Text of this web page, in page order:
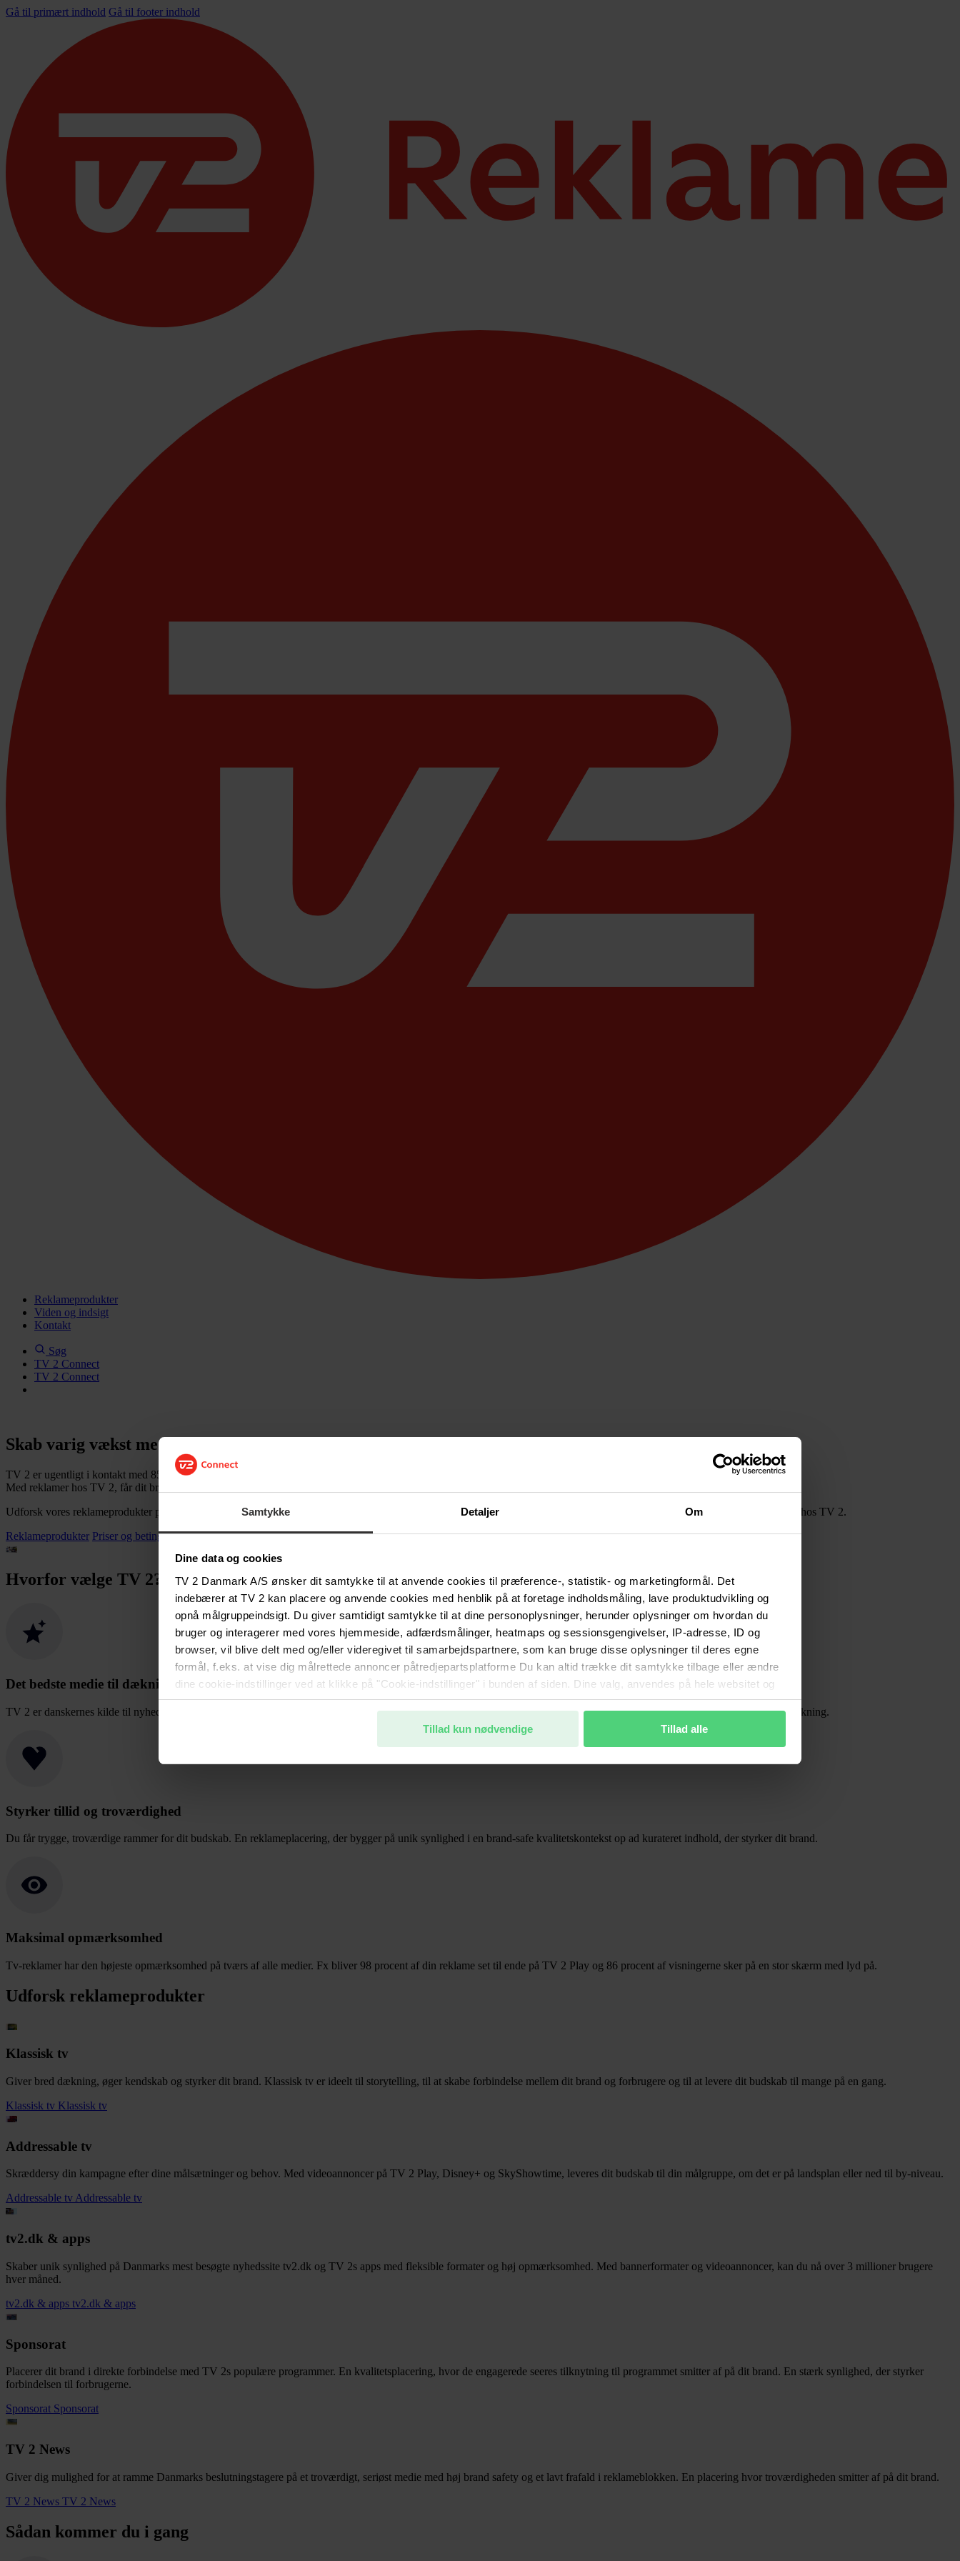
Samtykke Detaljer Om
Dine data og cookies
TV 2 Danmark A/S ønsker dit samtykke til at anvende cookies til præference-, statistik- og marketingformål. Det
indebærer at TV 2 kan placere og anvende cookies med henblik på at foretage indholdsmåling, lave produktudvikling og
opnå målgruppeindsigt. Du giver samtidigt samtykke til at dine personoplysninger, herunder oplysninger om hvordan du
bruger og interagerer med vores hjemmeside, adfærdsmålinger, heatmaps og sessionsgengivelser, IP-adresse, ID og
browser, vil blive delt med og/eller videregivet til samarbejdspartnere, som kan bruge disse oplysninger til deres egne
formål, f.eks. at vise dig målrettede annoncer påtredjepartsplatforme Du kan altid trække dit samtykke tilbage eller ændre
dine cookie-indstillinger ved at klikke på "Cookie-indstillinger" i bunden af siden. Dine valg, anvendes på hele websitet og
vil ikke påvirke browserdata. Du kan læse mere om behandlingen af dine oplysninger samt dine rettigheder
Tillad kun nødvendige
Tillad alle
Gå til primært indhold Gå til footer indhold
Reklameprodukter
Viden og indsigt
Kontakt
Søg
TV 2 Connect
TV 2 Connect
Skab varig vækst med TV 2 Reklame
TV 2 er ugentligt i kontakt med 85% af den danske befolkning.
Med reklamer hos TV 2, får dit brand rækkevidde, troværdighed og en kvalitetskontekst, der sikrer opmærksomhed, så dit budskab huskes.
Udforsk vores reklameprodukter på tværs af klassisk tv, addressable tv, tv2.dk & apps, TV 2 News og sponsorater - eller dyk ned i priser og betingelser for at få din reklame vist hos TV 2.
Reklameprodukter Priser og betingelser
Hvorfor vælge TV 2?
Det bedste medie til dækning
TV 2 er danskernes kilde til nyheder, sport, vejr, underholdning og prisvindende fiktion. Bedst på breaking news og live. Du får derfor den bedste dækning hos den danske befolkning.
Styrker tillid og troværdighed
Du får trygge, troværdige rammer for dit budskab. En reklameplacering, der bygger på unik synlighed i en brand-safe kvalitetskontekst op ad kurateret indhold, der styrker dit brand.
Maksimal opmærksomhed
Tv-reklamer har den højeste opmærksomhed på tværs af alle medier. Fx bliver 98 procent af din reklame set til ende på TV 2 Play og 86 procent af visningerne sker på en stor skærm med lyd på.
Udforsk reklameprodukter
Klassisk tv
Giver bred dækning, øger kendskab og styrker dit brand. Klassisk tv er ideelt til storytelling, til at skabe forbindelse mellem dit brand og forbrugere og til at levere dit budskab til mange på en gang.
Klassisk tv Klassisk tv
Addressable tv
Skræddersy din kampagne efter dine målsætninger og behov. Med videoannoncer på TV 2 Play, Disney+ og SkyShowtime, leveres dit budskab til din målgruppe, om det er på landsplan eller ned til by-niveau.
Addressable tvAddressable tv
tv2.dk & apps
Skaber unik synlighed på Danmarks mest besøgte nyhedssite tv2.dk og TV 2s apps med fleksible formater og høj opmærksomhed. Med bannerformater og videoannoncer, kan du nå over 3 millioner brugere
hver måned.
tv2.dk & apps tv2.dk & apps
Sponsorat
Placerer dit brand i direkte forbindelse med TV 2s populære programmer. En kvalitetsplacering, hvor de engagerede seeres tilknytning til programmet smitter af på dit brand. En stærk synlighed, der styrker
forbindelsen til forbrugerne.
Sponsorat Sponsorat
TV 2 News
Giver dig mulighed for at ramme Danmarks beslutningstagere på et troværdigt, seriøst medie med høj brand safety og et lavt frafald i reklameblokken. En placering hvor troværdigheden smitter af på dit brand.
TV 2 News TV 2 News
Sådan kommer du i gang